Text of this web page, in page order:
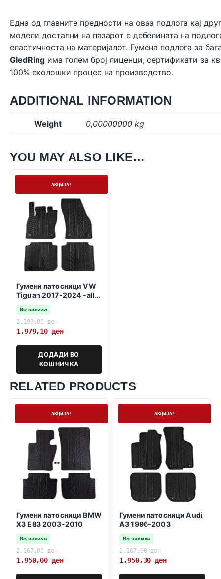
Една од главните предности на оваа подлога кај
модели достапни на пазарот е дебелината на
еластичноста на материјалот. Гумена подлога за
GledRing има голем број лиценци, сертификати за
100% еколошки процес на производство.
ADDITIONAL INFORMATION
Weight 0,00000000 kg
YOU MAY ALSO LIKE…
АКЦИЈА!
Гумени патосници VW
Tiguan 2017-2024 -all
space-
Во залиха
2.199,00ден
1.979,10 ден
ДОДАДИ ВО
КОШНИЧКА
RELATED PRODUCTS
АКЦИЈА!
Гумени патосници BMW
X3 E83 2003-2010
Во залиха
2.167,00ден
1.950,00 ден
АКЦИЈА!
Гумени патосници Audi
A3 1996-2003
Во залиха
2.167,00ден
1.950,30 ден